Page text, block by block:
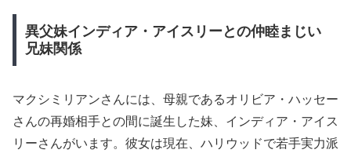
異父妹インディア・アイスリーとの仲睦まじい
兄妹関係
マクシミリアンさんには、母親であるオリビア・ハッセー
さんの再婚相手との間に誕生した妹、インディア・アイス
リーさんがいます。彼女は現在、ハリウッドで若手実力派